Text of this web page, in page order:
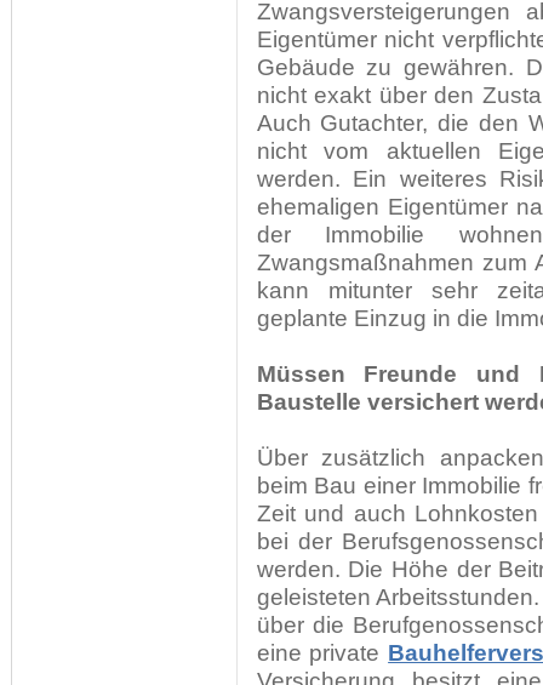
Zwangsversteigerungen
Eigentümer nicht
Gebäude zu gewähren.
nicht exakt über den
Auch Gutachter, die den
nicht vom aktuellen
werden. Ein weiteres
ehemaligen Eigentümer
der Immobilie
Zwangsmaßnahmen zum
kann mitunter sehr
geplante Einzug in die
Müssen Freunde
Baustelle versichert
Über zusätzlich
beim Bau einer Immobilie
Zeit und auch
bei der
werden. Die Höhe der
geleisteten
über die
eine private